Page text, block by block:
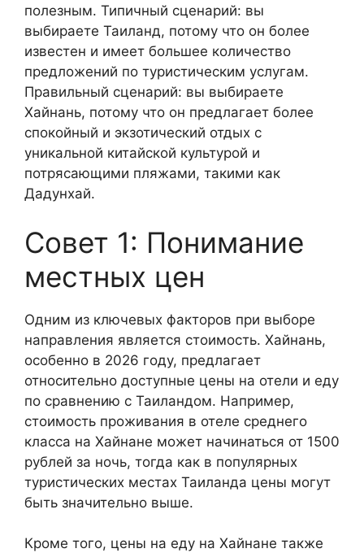
полезным. Типичный сценарий: вы
выбираете Таиланд, потому что он более
известен и имеет большее количество
предложений по туристическим услугам.
Правильный сценарий: вы выбираете
Хайнань, потому что он предлагает более
спокойный и экзотический отдых с
уникальной китайской культурой и
потрясающими пляжами, такими как
Дадунхай.
Совет 1: Понимание
местных цен
Одним из ключевых факторов при выборе
направления является стоимость. Хайнань,
особенно в 2026 году, предлагает
относительно доступные цены на отели и еду
по сравнению с Таиландом. Например,
стоимость проживания в отеле среднего
класса на Хайнане может начинаться от 1500
рублей за ночь, тогда как в популярных
туристических местах Таиланда цены могут
быть значительно выше.
Кроме того, цены на еду на Хайнане также